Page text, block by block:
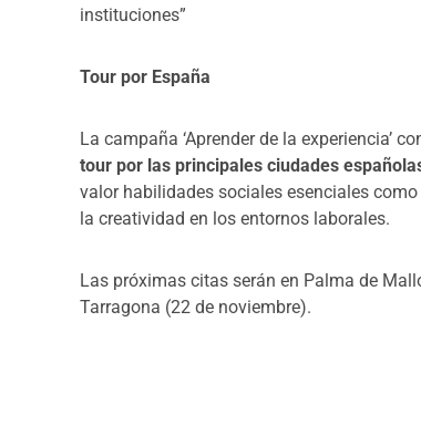
instituciones”
Tour por España
La campaña ‘Aprender de la experiencia’
tour por las principales ciudades
valor habilidades sociales esenciales
la creatividad en los entornos laborales.
Las próximas citas serán en Palma de
Tarragona (22 de noviembre).